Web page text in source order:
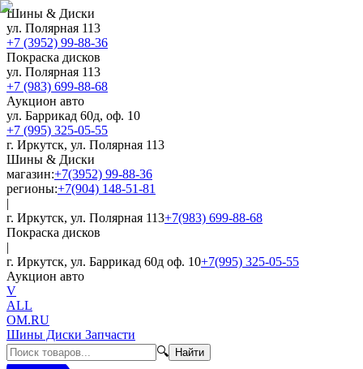
Шины & Диски
ул. Полярная 113
+7 (3952) 99-88-36
Покраска дисков
ул. Полярная 113
+7 (983) 699-88-68
Аукцион авто
ул. Баррикад 60д, оф. 10
+7 (995) 325-05-55
г. Иркутск, ул. Полярная 113
Шины & Диски
магазин:+7(3952) 99-88-36
регионы:+7(904) 148-51-81
|
г. Иркутск, ул. Полярная 113+7(983) 699-88-68
Покраска дисков
|
г. Иркутск, ул. Баррикад 60д оф. 10+7(995) 325-05-55
Аукцион авто
V
ALL
OM.RU
Шины Диски Запчасти
🔍
Найти